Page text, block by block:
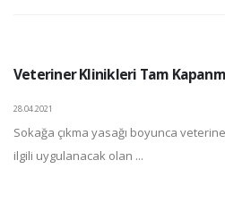
Veteriner Klinikleri Tam
28.04.2021
Sokağa çıkma yasağı boyunca
ilgili uygulanacak olan ...